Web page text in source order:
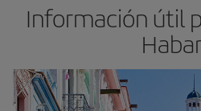
Información útil